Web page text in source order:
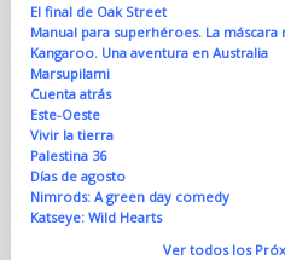
El final de Oak Street
Manual para superhéroes. La máscara
Kangaroo. Una aventura en Australia
Marsupilami
Cuenta atrás
Este-Oeste
Vivir la tierra
Palestina 36
Días de agosto
Nimrods: A green day comedy
Katseye: Wild Hearts
Ver todos los